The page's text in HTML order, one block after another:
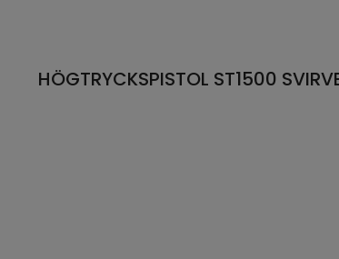
HÖGTRYCKSPISTOL ST1500